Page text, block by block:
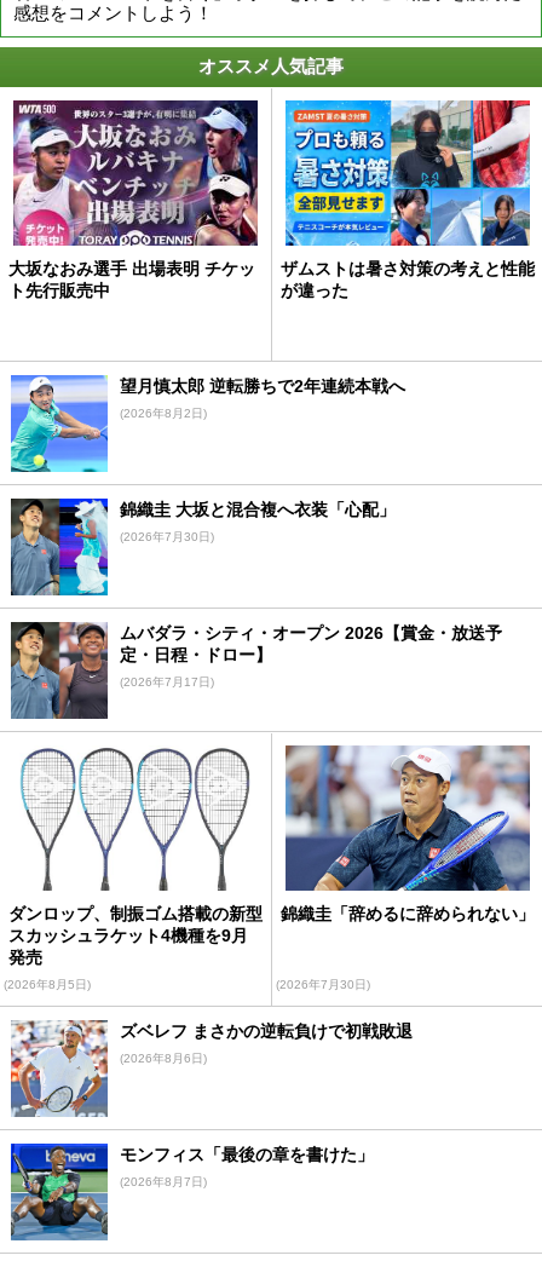
感想をコメントしよう！
オススメ人気記事
大坂なおみ選手 出場表明 チケッ
ト先行販売中
ザムストは暑さ対策の考えと性能
が違った
望月慎太郎 逆転勝ちで2年連続本戦へ
(2026年8月2日)
錦織圭 大坂と混合複へ衣装「心配」
(2026年7月30日)
ムバダラ・シティ・オープン 2026【賞金・放送予
定・日程・ドロー】
(2026年7月17日)
ダンロップ、制振ゴム搭載の新型
スカッシュラケット4機種を9月
発売
(2026年8月5日)
錦織圭「辞めるに辞められない」
(2026年7月30日)
ズベレフ まさかの逆転負けで初戦敗退
(2026年8月6日)
モンフィス「最後の章を書けた」
(2026年8月7日)